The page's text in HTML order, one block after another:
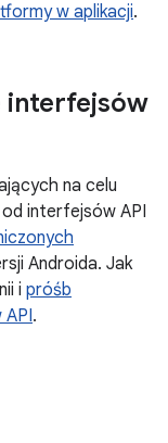
w aplikacji.
interfejsów
na celu
interfejsów API
Androida. Jak
i próśb
.